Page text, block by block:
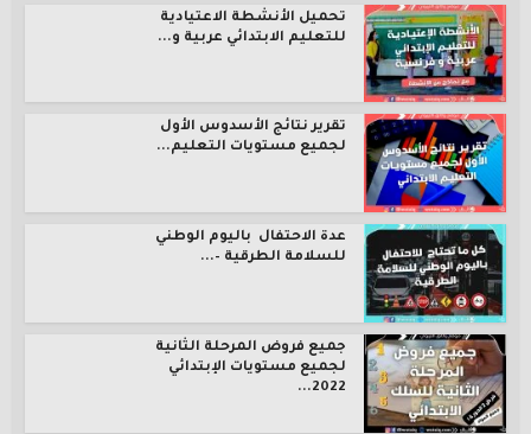
تحميل الأنشطة الاعتيادية
للتعليم الابتدائي عربية و...
تقرير نتائج الأسدوس الأول
لجميع مستويات التعليم...
عدة الاحتفال باليوم الوطني
للسلامة الطرقية –...
جميع فروض المرحلة الثانية
لجميع مستويات الإبتدائي
2022...